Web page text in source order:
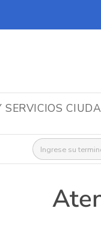
SERVICIOS
Buscar: